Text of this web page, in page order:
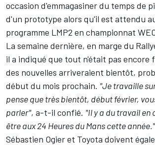
occasion d'emmagasiner du temps de
d'un prototype alors qu'il est attendu
programme LMP2 en championnat
La semaine dernière, en marge du
il a indiqué que tout n'était pas encore
des nouvelles arriveraient bientôt,
début du mois prochain. "Je travaille
pense que très bientôt, début février,
parler", a-t-il confié. "Il y a du travail en
être aux 24 Heures du Mans cette année."
Sébastien Ogier et Toyota doivent